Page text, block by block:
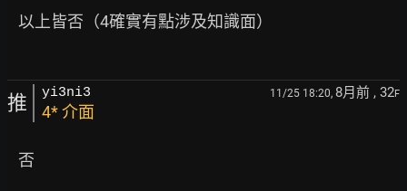
推 yi3ni3 11/25 18:20, 8月前 , 32F
4* 介面